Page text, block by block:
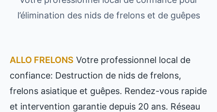
l’élimination des nids de frelons et de guêpes
ALLO FRELONS Votre professionnel local de
confiance: Destruction de nids de frelons,
frelons asiatique et guêpes. Rendez-vous rapide
et intervention garantie depuis 20 ans. Réseau